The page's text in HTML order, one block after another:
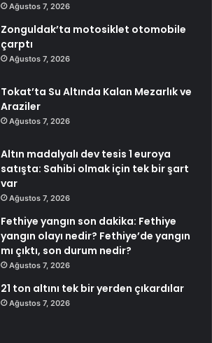
Ağustos 7, 2026
Zonguldak’ta motosiklet otomobile
çarptı
Ağustos 7, 2026
Tokat’ta Su Altında Kalan Mezarlık ve
Araziler
Ağustos 7, 2026
Altın madalyalı dev tesis 1 euroya
satışta: Sahibi olmak için tek bir şart
var
Ağustos 7, 2026
Fethiye yangın son dakika: Fethiye
yangın olayı nedir? Fethiye’de yangın
mı çıktı, son durum nedir?
Ağustos 7, 2026
21 ton altını tek bir yerden çıkardılar
Ağustos 7, 2026